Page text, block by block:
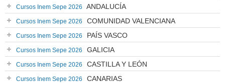
Cursos Inem Sepe 2026 ANDALUCÍA
Cursos Inem Sepe 2026 COMUNIDAD VALENCIANA
Cursos Inem Sepe 2026 PAÍS VASCO
Cursos Inem Sepe 2026 GALICIA
Cursos Inem Sepe 2026 CASTILLA Y LEÓN
Cursos Inem Sepe 2026 CANARIAS